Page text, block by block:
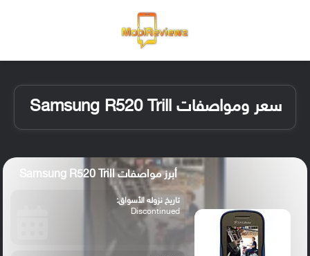
سعر ومواصفات Samsung R520 Trill
أبرز مواصفات Samsung R520 Trill
تاريخ نزوله الأسواق:
Discontinued